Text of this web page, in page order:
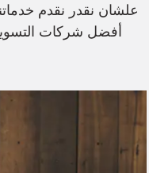
علشان نقدر نقدم
أفضل شركات